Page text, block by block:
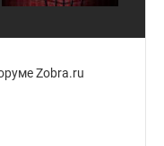
Zobra.ru